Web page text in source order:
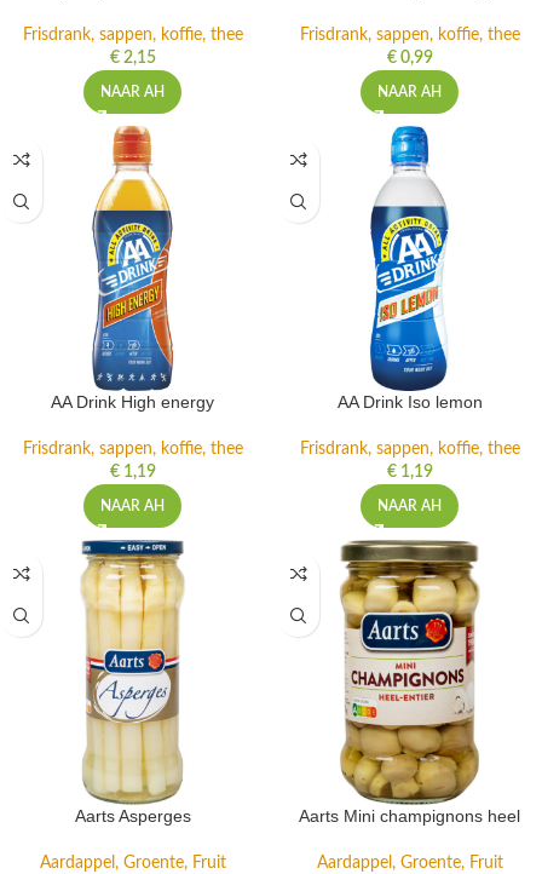
Frisdrank, sappen, koffie, thee
€2,15
NAAR AH
Frisdrank, sappen, koffie, thee
€0,99
NAAR AH
AA Drink High energy
Frisdrank, sappen, koffie, thee
€1,19
NAAR AH
AA Drink Iso lemon
Frisdrank, sappen, koffie, thee
€1,19
NAAR AH
Aarts Asperges
Aardappel, Groente, Fruit
Aarts Mini champignons heel
Aardappel, Groente, Fruit